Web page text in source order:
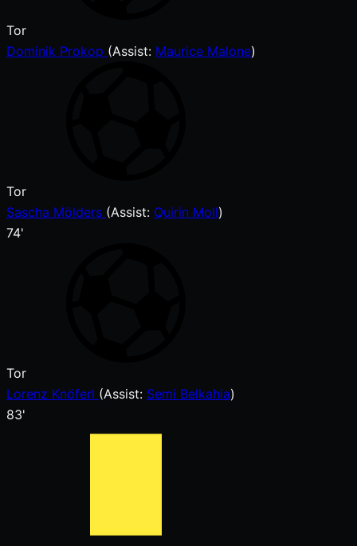
Tor
Dominik Prokop (Assist: Maurice Malone)
Tor
Sascha Mölders (Assist: Quirin Moll)
74'
Tor
Lorenz Knöferl (Assist: Semi Belkahia)
83'